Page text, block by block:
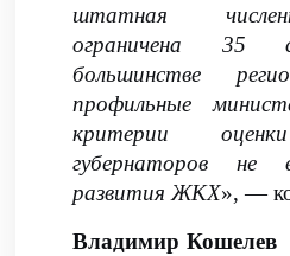
штатная
ограничена 35
большинстве
профильные
критерии
губернаторов не
развития ЖКХ», —
Владимир Кошелев